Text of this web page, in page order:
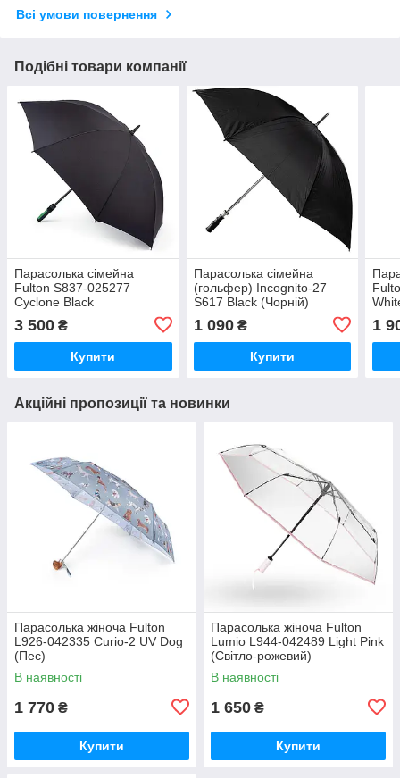
Всі умови повернення
Подібні товари компанії
Парасолька сімейна
Fulton S837-025277
Cyclone Black
3 500 ₴
Купити
Парасолька сімейна
(гольфер) Incognito-27
S617 Black (Чорній)
1 090₴
Купити
1
Акційні пропозиції та новинки
Парасолька жіноча Fulton
L926-042335 Curio-2 UV Dog
(Пес)
В наявності
1 770 ₴
Купити
Парасолька жіноча Fulton
Lumio L944-042489 Light Pink
(Світло-рожевий)
В наявності
1 650 ₴
Купити